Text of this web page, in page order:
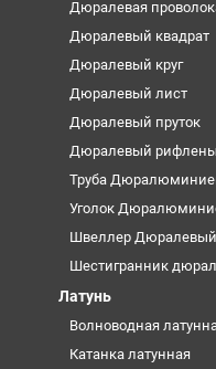
Дюралевая
Дюралевый квадрат
Дюралевый круг
Дюралевый лист
Дюралевый пруток
Дюралевый
Труба
Уголок
Швеллер Дюралевый
Шестигранник
Латунь
Волноводная
Катанка латунная